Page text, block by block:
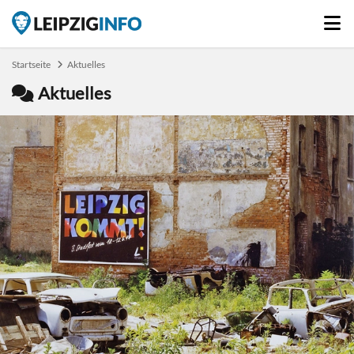
Startseite Aktuelles
Aktuelles